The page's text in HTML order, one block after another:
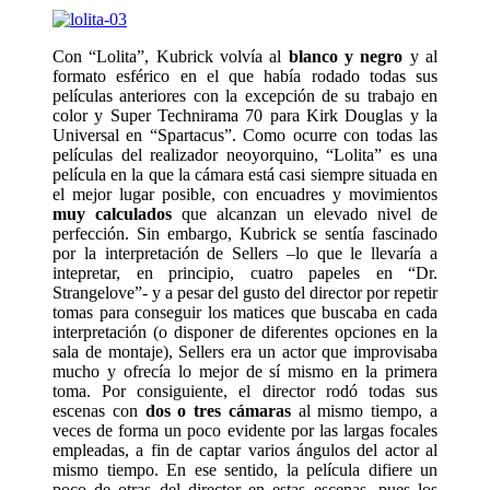
Con “Lolita”, Kubrick volvía al blanco y negro y al
formato esférico en el que había rodado todas sus
películas anteriores con la excepción de su trabajo en
color y Super Technirama 70 para Kirk Douglas y la
Universal en “Spartacus”. Como ocurre con todas las
películas del realizador neoyorquino, “Lolita” es una
película en la que la cámara está casi siempre situada en
el mejor lugar posible, con encuadres y movimientos
muy calculados que alcanzan un elevado nivel de
perfección. Sin embargo, Kubrick se sentía fascinado
por la interpretación de Sellers –lo que le llevaría a
intepretar, en principio, cuatro papeles en “Dr.
Strangelove”- y a pesar del gusto del director por repetir
tomas para conseguir los matices que buscaba en cada
interpretación (o disponer de diferentes opciones en la
sala de montaje), Sellers era un actor que improvisaba
mucho y ofrecía lo mejor de sí mismo en la primera
toma. Por consiguiente, el director rodó todas sus
escenas con dos o tres cámarasal mismo tiempo, a
veces de forma un poco evidente por las largas focales
empleadas, a fin de captar varios ángulos del actor al
mismo tiempo. En ese sentido, la película difiere un